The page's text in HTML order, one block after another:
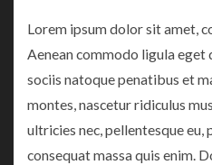
Lorem ipsum dolor sit amet,
Aenean commodo ligula eget
sociis natoque penatibus et
montes, nascetur ridiculus
ultricies nec, pellentesque eu,
consequat massa quis enim.